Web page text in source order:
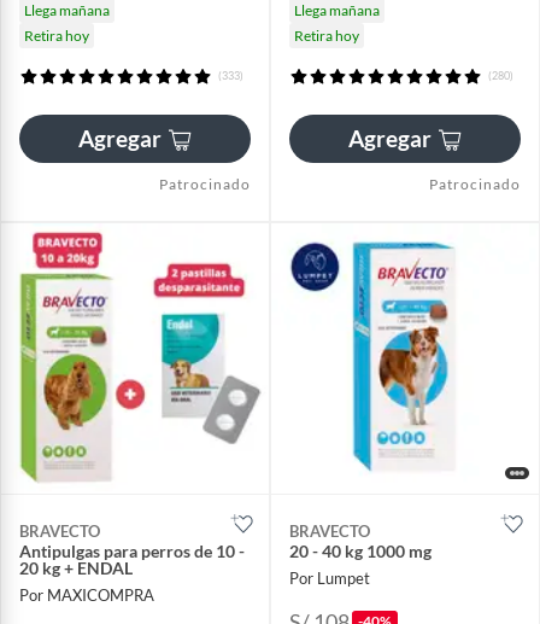
Llega mañana
Retira hoy
(333)
Agregar
Patrocinado
Llega mañana
Retira hoy
(280)
Agregar
Patrocinado
BRAVECTO
Antipulgas para perros de 10 -
20 kg + ENDAL
Por MAXICOMPRA
BRAVECTO
20 - 40 kg 1000 mg
Por Lumpet